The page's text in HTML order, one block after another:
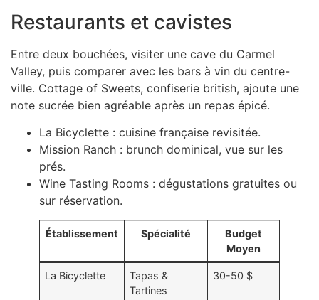
Restaurants et cavistes
Entre deux bouchées, visiter une cave du Carmel
Valley, puis comparer avec les bars à vin du centre-
ville. Cottage of Sweets, confiserie british, ajoute une
note sucrée bien agréable après un repas épicé.
La Bicyclette : cuisine française revisitée.
Mission Ranch : brunch dominical, vue sur les
prés.
Wine Tasting Rooms : dégustations gratuites ou
sur réservation.
Établissement Spécialité
Budget
Moyen
La Bicyclette
Tapas &
Tartines
30-50 $